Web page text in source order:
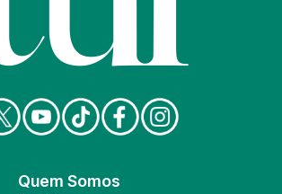
Quem Somos